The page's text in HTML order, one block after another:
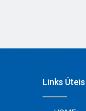
Links Úteis